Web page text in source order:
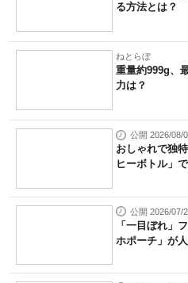
る方法とは？
ねとらぼ
重量約999g、
力は？
公開 2026/08/
おしゃれで独
ヒーボトル」
公開 2026/07/
「一目ぼれ」
ホポーチ」が